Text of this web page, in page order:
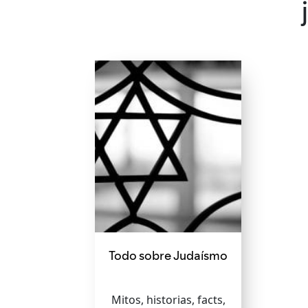
Todo sobre Judaísmo
Mitos, historias, facts,